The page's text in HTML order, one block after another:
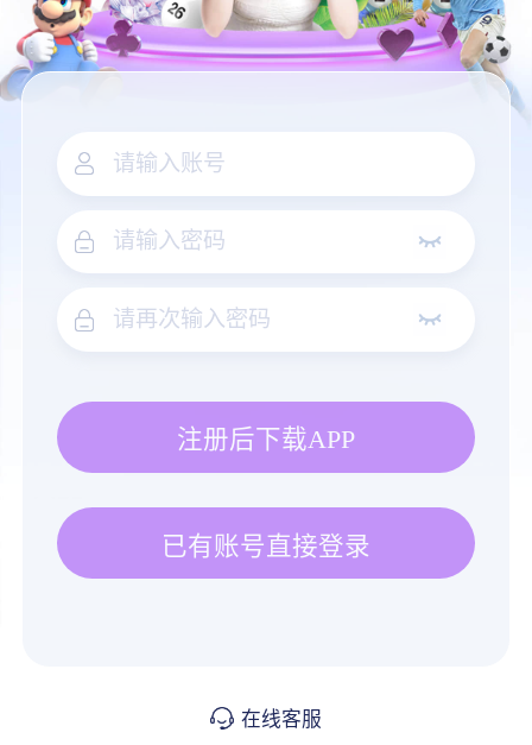
注册后下载APP
已有账号直接登录
在线客服